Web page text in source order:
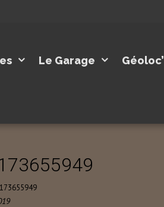
Le Garage Géoloc’